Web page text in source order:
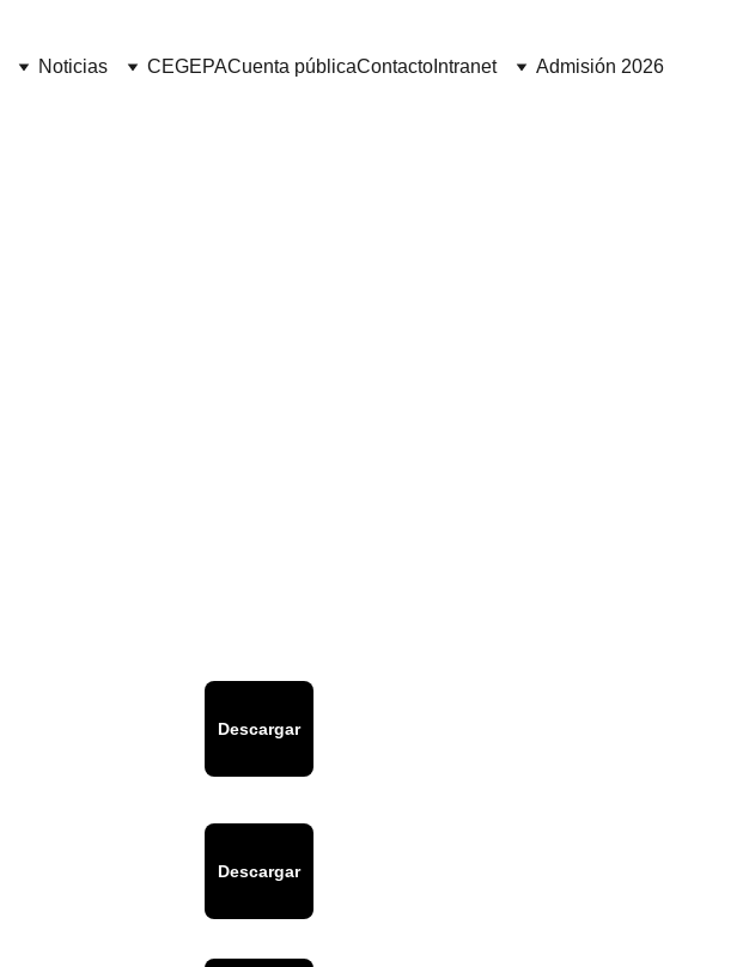
Noticias CEGEPACuenta públicaContacto Intranet Admisión 2026
Descargar
Descargar